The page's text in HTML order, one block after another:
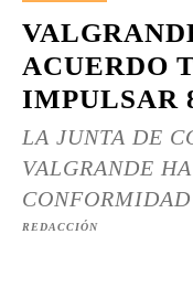
ACUERDO
IMPULSAR
LA JUNTA DE
VALGRANDE
REDACCIÓN